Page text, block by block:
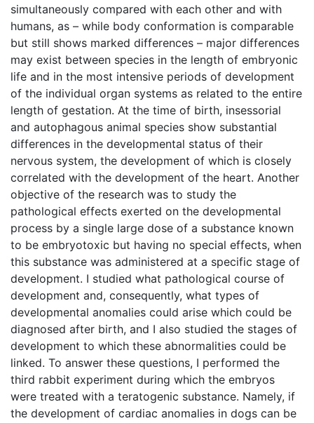
simultaneously compared with each other and with
humans, as – while body conformation is comparable
but still shows marked differences – major differences
may exist between species in the length of embryonic
life and in the most intensive periods of development
of the individual organ systems as related to the entire
length of gestation. At the time of birth, insessorial
and autophagous animal species show substantial
differences in the developmental status of their
nervous system, the development of which is closely
correlated with the development of the heart. Another
objective of the research was to study the
pathological effects exerted on the developmental
process by a single large dose of a substance known
to be embryotoxic but having no special effects, when
this substance was administered at a specific stage of
development. I studied what pathological course of
development and, consequently, what types of
developmental anomalies could arise which could be
diagnosed after birth, and I also studied the stages of
development to which these abnormalities could be
linked. To answer these questions, I performed the
third rabbit experiment during which the embryos
were treated with a teratogenic substance. Namely, if
the development of cardiac anomalies in dogs can be